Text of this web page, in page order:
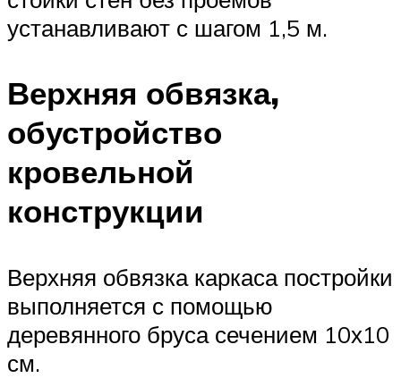
устанавливают с шагом 1,5 м.
Верхняя обвязка,
обустройство
кровельной
конструкции
Верхняя обвязка каркаса постройки
выполняется с помощью
деревянного бруса сечением 10х10
см.